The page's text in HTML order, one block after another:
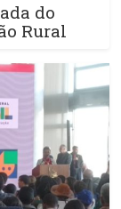
do
Rural